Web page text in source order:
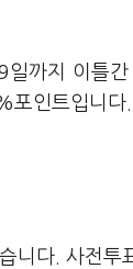
까지 이틀
인트입니다
니다. 사전